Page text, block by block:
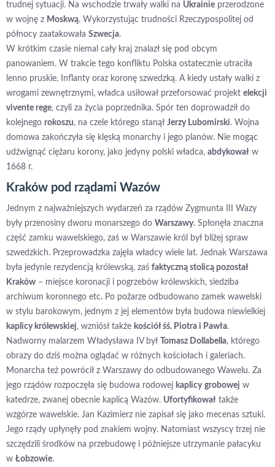
trudnej sytuacji. Na wschodzie trwały walki na Ukrainie przerodzone
w wojnę z Moskwą. Wykorzystując trudności Rzeczypospolitej od
północy zaatakowała Szwecja.
W krótkim czasie niemal cały kraj znalazł się pod obcym
panowaniem. W trakcie tego konfliktu Polska ostatecznie utraciła
lenno pruskie, Inflanty oraz koronę szwedzką. A kiedy ustały walki z
wrogami zewnętrznymi, władca usiłował przeforsować projekt elekcji
vivente rege, czyli za życia poprzednika. Spór ten doprowadził do
kolejnego rokoszu, na czele którego stanął Jerzy Lubomirski. Wojna
domowa zakończyła się klęską monarchy i jego planów. Nie mogąc
udźwignąć ciężaru korony, jako jedyny polski władca, abdykował w
1668 r.
Kraków pod rządami Wazów
Jednym z najważniejszych wydarzeń za rządów Zygmunta III Wazy
były przenosiny dworu monarszego do Warszawy. Spłonęła znaczna
część zamku wawelskiego, zaś w Warszawie król był bliżej spraw
szwedzkich. Przeprowadzka zajęła władcy wiele lat. Jednak Warszawa
była jedynie rezydencją królewską, zaś faktyczną stolicą pozostał
Kraków – miejsce koronacji i pogrzebów królewskich, siedziba
archiwum koronnego etc. Po pożarze odbudowano zamek wawelski
w stylu barokowym, jednym z jej elementów była budowa niewielkiej
kaplicy królewskiej, wzniósł także kościół śś. Piotra i Pawła.
Nadworny malarzem Władysława IV był
Tomasz Dollabella, którego
obrazy do dziś można oglądać w różnych kościołach i galeriach.
Monarcha też powrócił z Warszawy do odbudowanego Wawelu. Za
jego rządów rozpoczęła się budowa rodowej kaplicy grobowej w
katedrze, zwanej obecnie kaplicą Wazów. Ufortyfikował także
wzgórze wawelskie. Jan Kazimierz nie zapisał się jako mecenas sztuki.
Jego rządy upłynęły pod znakiem wojny. Natomiast wszyscy trzej nie
szczędzili środków na przebudowę i późniejsze utrzymanie pałacyku
w Łobzowie.